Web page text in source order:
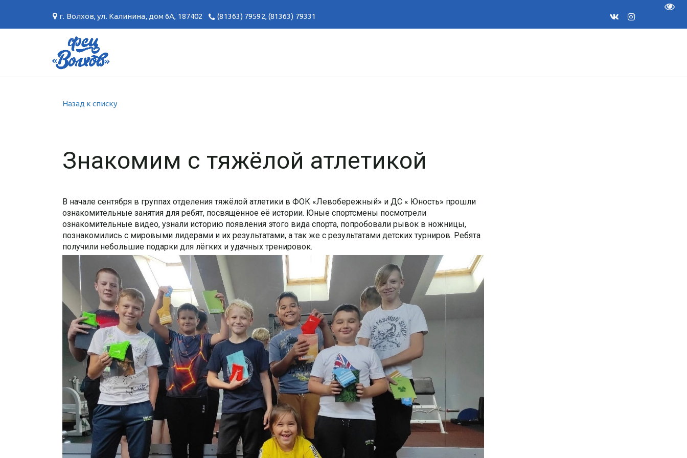
г. Волхов,ул. Калинина, дом 6А, 187402 (81363) 79592,(81363) 79331
Назад к списку
Знакомим с тяжёлой атлетикой
В начале сентября в группах отделения тяжёлой атлетики в ФОК «Левобережный» и ДС « Юность» прошли
ознакомительные занятия для ребят, посвящённое её истории. Юные спортсмены посмотрели
ознакомительные видео, узнали историю появления этого вида спорта, попробовали рывок в ножницы,
познакомились с мировыми лидерами и их результатами, а так же с результатами детских турниров. Ребята
получили небольшие подарки для лëгких и удачных тренировок.